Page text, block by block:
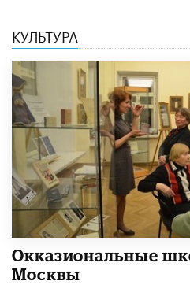
КУЛЬТУРА
​Окказиональные
Москвы